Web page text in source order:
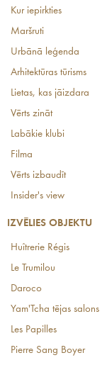
Kur iepirkties
Maršruti
Urbānā leģenda
Arhitektūras tūrisms
Lietas, kas jāizdara
Vērts zināt
Labākie klubi
Filma
Vērts izbaudīt
Insider's view
IZVĒLIES OBJEKTU
Huîtrerie Régis
Le Trumilou
Daroco
Yam'Tcha tējas salons
Les Papilles
Pierre Sang Boyer